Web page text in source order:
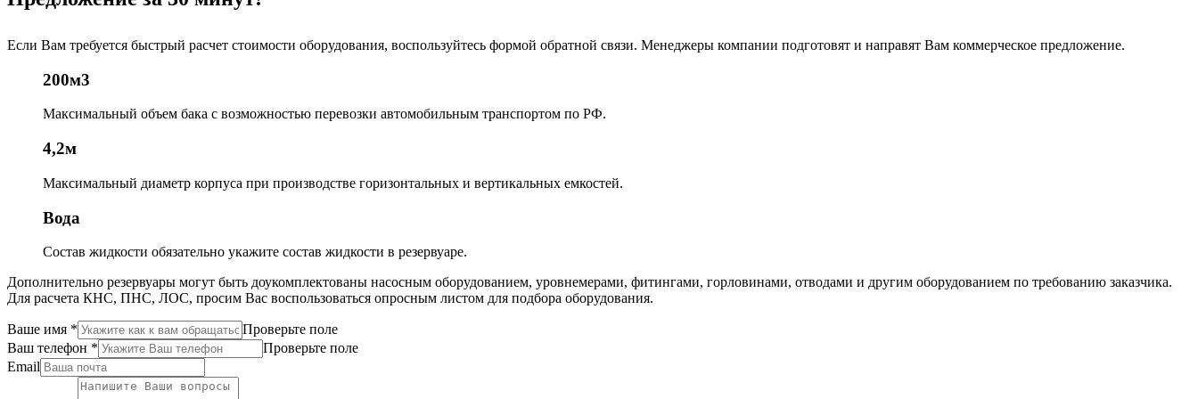
Если Вам требуется быстрый расчет стоимости оборудования, воспользуйтесь формой обратной связи. Менеджеры компании подготовят и направят Вам коммерческое предложение.
200м3
Максимальный объем бака с возможностью перевозки автомобильным транспортом по РФ.
4,2м
Максимальный диаметр корпуса при производстве горизонтальных и вертикальных емкостей.
Вода
Состав жидкости обязательно укажите состав жидкости в резервуаре.
Дополнительно резервуары могут быть доукомплектованы насосным оборудованием, уровнемерами, фитингами, горловинами, отводами и другим оборудованием по требованию заказчика.
Для расчета КНС, ПНС, ЛОС, просим Вас воспользоваться опросным листом для подбора оборудования.
Ваше имя *
Проверьте поле
Ваш телефон *
Проверьте поле
Email